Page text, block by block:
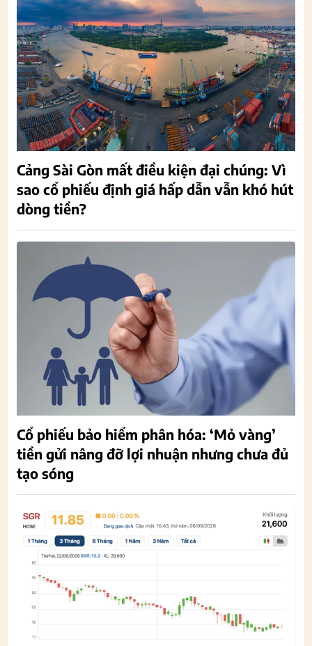
Cảng Sài Gòn mất điều kiện đại chúng: Vì
sao cổ phiếu định giá hấp dẫn vẫn khó hút
dòng tiền?
Cổ phiếu bảo hiểm phân hóa: ‘Mỏ vàng’
tiền gửi nâng đỡ lợi nhuận nhưng chưa đủ
tạo sóng